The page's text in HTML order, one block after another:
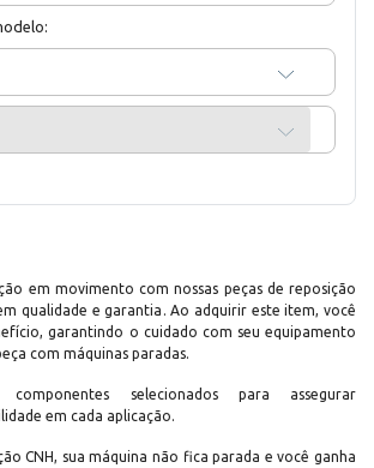
em movimento com nossas peças de reposição
qualidade e garantia. Ao adquirir este item, você
garantindo o cuidado com seu equipamento
com máquinas paradas.
componentes selecionados para assegurar
em cada aplicação.
CNH, sua máquina não fica parada e você ganha